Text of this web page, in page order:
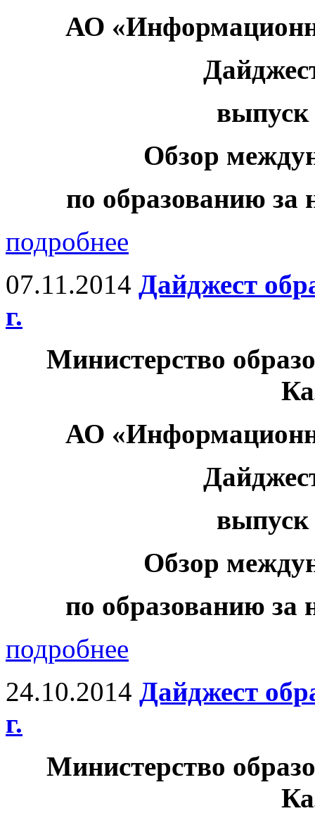
АО
выпуск
Обзор
по образованию за
подробнее
07.11.2014 Дайджест
г.
Министерство
АО
выпуск
Обзор
по образованию за
подробнее
24.10.2014 Дайджест
г.
Министерство